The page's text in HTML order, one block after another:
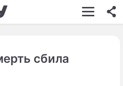
ШОУ-БИЗНЕС
КИНО
сбила